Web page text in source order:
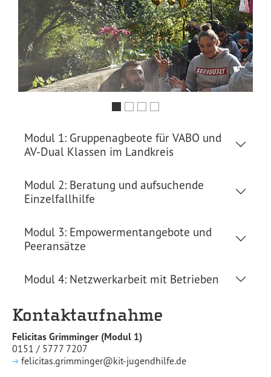
Previous Next
Modul 1: Gruppenagbeote für VABO und
AV-Dual Klassen im Landkreis
Modul 2: Beratung und aufsuchende
Einzelfallhilfe
Modul 3: Empowermentangebote und
Peeransätze
Modul 4: Netzwerkarbeit mit Betrieben
Kontaktaufnahme
Felicitas Grimminger (Modul 1)
0151 / 5777 7207
felicitas.grimminger@kit-jugendhilfe.de